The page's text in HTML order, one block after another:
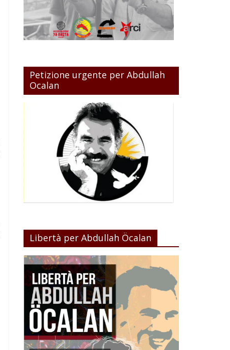
Petizione urgente per Abdullah
Ocalan
Libertà per Abdullah Öcalan